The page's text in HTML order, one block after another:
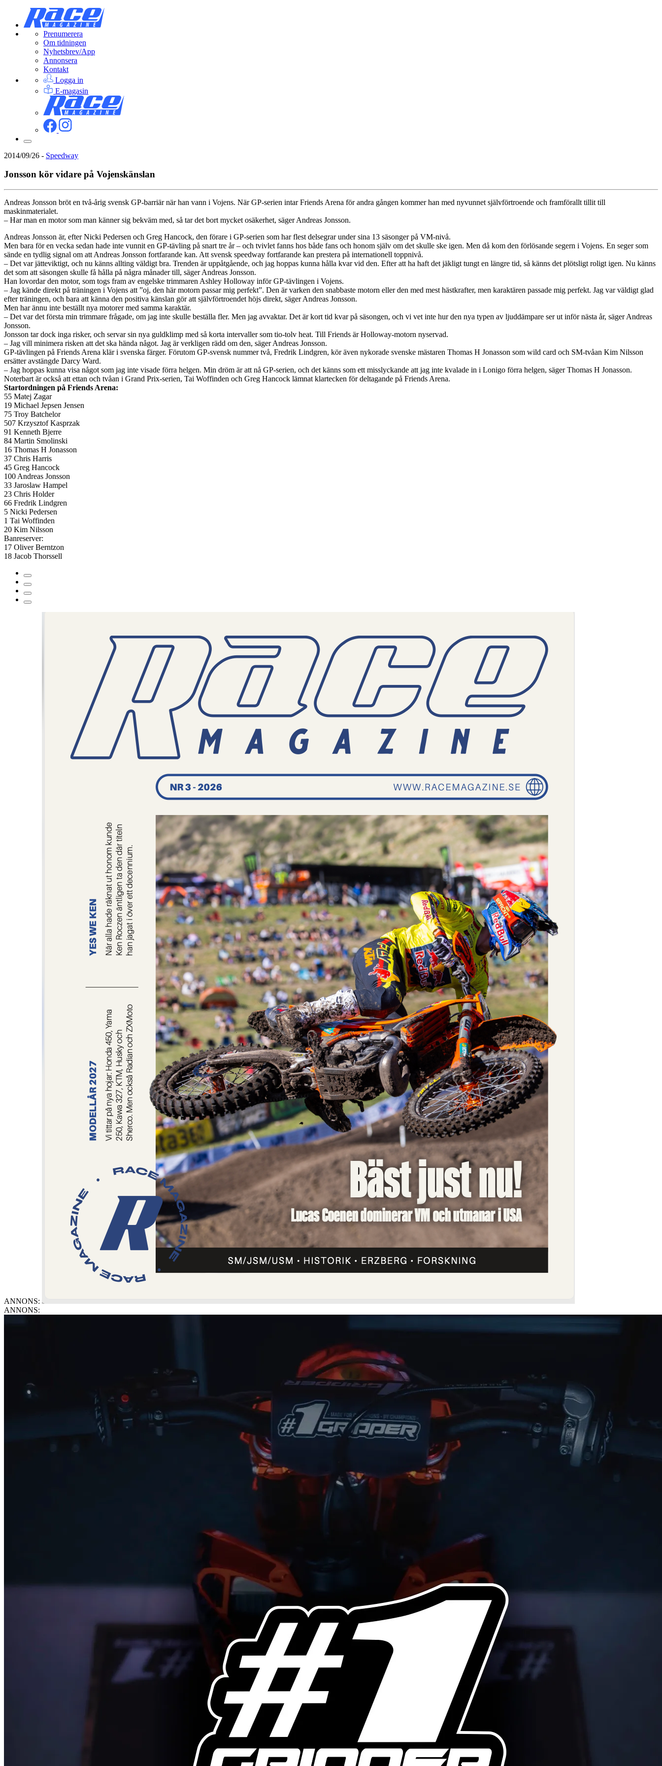
Prenumerera
Om tidningen
Nyhetsbrev/App
Annonsera
Kontakt
Logga in
E-magasin
2014/09/26 - Speedway
Jonsson kör vidare på Vojenskänslan
Andreas Jonsson bröt en två-årig svensk GP-barriär när han vann i Vojens. När GP-serien intar Friends Arena för andra gången kommer han med nyvunnet självförtroende och framförallt tillit till
maskinmaterialet.
– Har man en motor som man känner sig bekväm med, så tar det bort mycket osäkerhet, säger Andreas Jonsson.
Andreas Jonsson är, efter Nicki Pedersen och Greg Hancock, den förare i GP-serien som har flest delsegrar under sina 13 säsonger på VM-nivå.
Men bara för en vecka sedan hade inte vunnit en GP-tävling på snart tre år – och tvivlet fanns hos både fans och honom själv om det skulle ske igen. Men då kom den förlösande segern i Vojens. En seger som
sände en tydlig signal om att Andreas Jonsson fortfarande kan. Att svensk speedway fortfarande kan prestera på internationell toppnivå.
– Det var jätteviktigt, och nu känns allting väldigt bra. Trenden är uppåtgående, och jag hoppas kunna hålla kvar vid den. Efter att ha haft det jäkligt tungt en längre tid, så känns det plötsligt roligt igen. Nu känns
det som att säsongen skulle få hålla på några månader till, säger Andreas Jonsson.
Han lovordar den motor, som togs fram av engelske trimmaren Ashley Holloway inför GP-tävlingen i Vojens.
– Jag kände direkt på träningen i Vojens att ”oj, den här motorn passar mig perfekt”. Den är varken den snabbaste motorn eller den med mest hästkrafter, men karaktären passade mig perfekt. Jag var väldigt glad
efter träningen, och bara att känna den positiva känslan gör att självförtroendet höjs direkt, säger Andreas Jonsson.
Men har ännu inte beställt nya motorer med samma karaktär.
– Det var det första min trimmare frågade, om jag inte skulle beställa fler. Men jag avvaktar. Det är kort tid kvar på säsongen, och vi vet inte hur den nya typen av ljuddämpare ser ut inför nästa år, säger Andreas
Jonsson.
Jonsson tar dock inga risker, och servar sin nya guldklimp med så korta intervaller som tio-tolv heat. Till Friends är Holloway-motorn nyservad.
– Jag vill minimera risken att det ska hända något. Jag är verkligen rädd om den, säger Andreas Jonsson.
GP-tävlingen på Friends Arena klär i svenska färger. Förutom GP-svensk nummer två, Fredrik Lindgren, kör även nykorade svenske mästaren Thomas H Jonasson som wild card och SM-tvåan Kim Nilsson
ersätter avstängde Darcy Ward.
– Jag hoppas kunna visa något som jag inte visade förra helgen. Min dröm är att nå GP-serien, och det känns som ett misslyckande att jag inte kvalade in i Lonigo förra helgen, säger Thomas H Jonasson.
Noterbart är också att ettan och tvåan i Grand Prix-serien, Tai Woffinden och Greg Hancock lämnat klartecken för deltagande på Friends Arena.
Startordningen på Friends Arena:
55 Matej Zagar
19 Michael Jepsen Jensen
75 Troy Batchelor
507 Krzysztof Kasprzak
91 Kenneth Bjerre
84 Martin Smolinski
16 Thomas H Jonasson
37 Chris Harris
45 Greg Hancock
100 Andreas Jonsson
33 Jaroslaw Hampel
23 Chris Holder
66 Fredrik Lindgren
5 Nicki Pedersen
1 Tai Woffinden
20 Kim Nilsson
Banreserver:
17 Oliver Berntzon
18 Jacob Thorssell
ANNONS:
ANNONS: